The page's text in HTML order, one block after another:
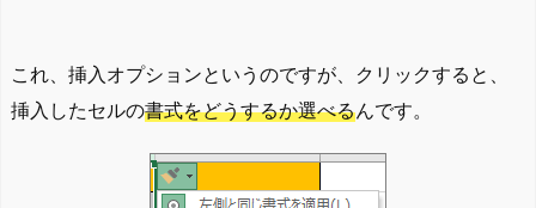
これ、挿入オプションというのですが、クリックすると、
挿入したセルの書式をどうするか選べるんです。